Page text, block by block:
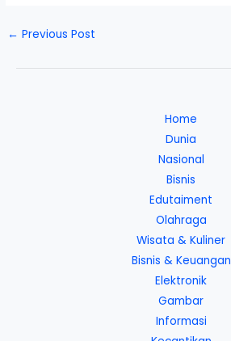
← Previous Post
Home
Dunia
Nasional
Bisnis
Edutaiment
Olahraga
Wisata & Kuliner
Bisnis & Keuangan
Elektronik
Gambar
Informasi